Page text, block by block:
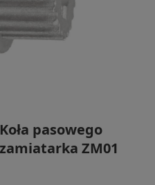
pasowego
ZM01